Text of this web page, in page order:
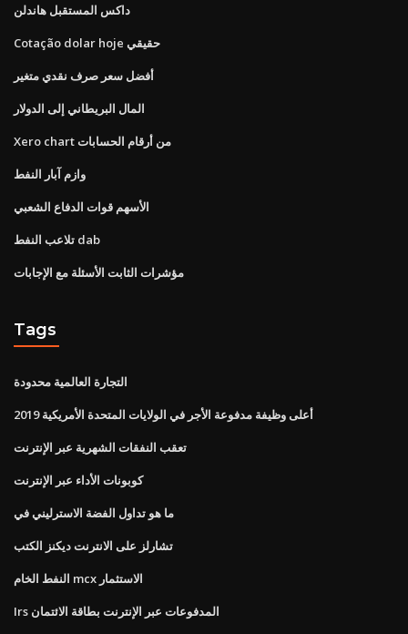
داكس المستقبل هاندلن
Cotação dolar hoje حقيقي
أفضل سعر صرف نقدي متغير
المال البريطاني إلى الدولار
Xero chart من أرقام الحسابات
وازم آبار النفط
الأسهم قوات الدفاع الشعبي
تلاعب النفط dab
مؤشرات الثابت الأسئلة مع الإجابات
Tags
التجارة العالمية محدودة
أعلى وظيفة مدفوعة الأجر في الولايات المتحدة الأمريكية 2019
تعقب النفقات الشهرية عبر الإنترنت
كوبونات الأداء عبر الإنترنت
ما هو تداول الفضة الاسترليني في
تشارلز على الانترنت ديكنز الكتب
النفط الخام mcx الاستثمار
Irs المدفوعات عبر الإنترنت بطاقة الائتمان